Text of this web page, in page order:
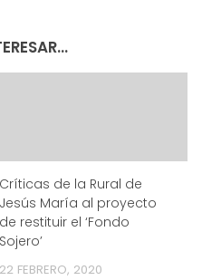
Críticas de la Rural de
Jesús María al proyecto
de restituir el ‘Fondo
Sojero’
22 FEBRERO, 2020